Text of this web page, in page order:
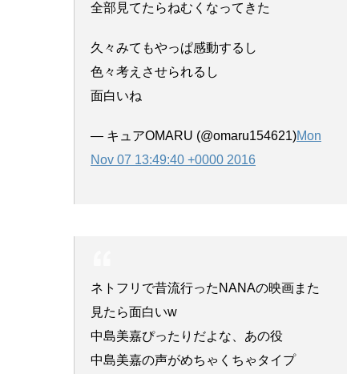
全部見てたらねむくなってきた
久々みてもやっぱ感動するし
色々考えさせられるし
面白いね
— キュアOMARU (@omaru154621)Mon
Nov 07 13:49:40 +0000 2016
ネトフリで昔流行ったNANAの映画また
見たら面白いw
中島美嘉ぴったりだよな、あの役
中島美嘉の声がめちゃくちゃタイプ